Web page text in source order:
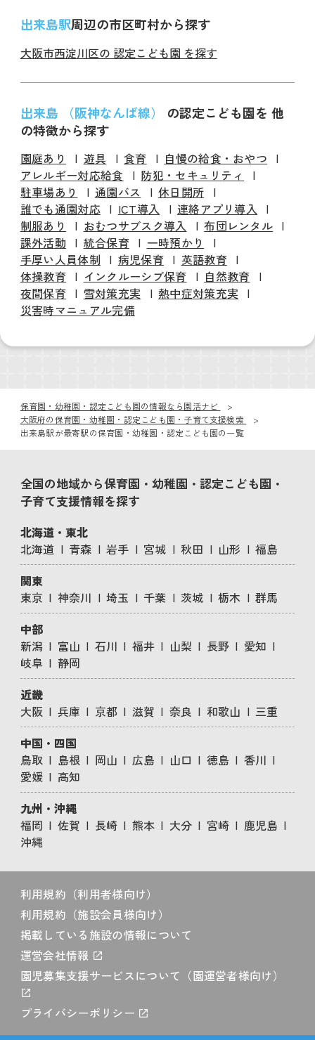
出来島駅周辺の市区町村から探す
大阪市西淀川区の 認定こども園 を探す
出来島 （阪神なんば線） の認定こども園を 他
の特徴から探す
園庭あり 遊具 食育
自慢の給食・おやつ
アレルギー対応給食
防犯・セキュリティ
駐車場あり
通園バス
休日開所
誰でも通園対応
ICT導入
連絡アプリ導入
制服あり
おむつサブスク導入
布団レンタル
課外活動
統合保育
一時預かり
手厚い人員体制
病児保育
英語教育
体操教育
インクルーシブ保育
自然教育
夜間保育
雪対策充実
熱中症対策充実
災害時マニュアル完備
保育園・幼稚園・認定こども園の情報なら園活ナビ
大阪府の保育園・幼稚園・認定こども園・子育て支援検索
出来島駅が最寄駅の保育園・幼稚園・認定こども園の一覧
全国の地域から保育園・幼稚園・認定こども園・
子育て支援情報を探す
北海道・東北
北海道
青森 岩手 宮城 秋田 山形
福島
関東
東京
神奈川 埼玉 千葉 茨城 栃木
群馬
中部
新潟
富山 石川 福井 山梨 長野
愛知
岐阜
静岡
近畿
大阪
兵庫 京都 滋賀 奈良 和歌山
三重
中国・四国
鳥取
島根 岡山 広島 山口 徳島
香川
愛媛
高知
九州・沖縄
福岡
佐賀 長崎 熊本 大分 宮崎
鹿児島
沖縄
利用規約（利用者様向け）
利用規約（施設会員様向け）
掲載している施設の情報について
運営会社情報
園児募集支援サービスについて（園運営者様向け）
プライバシーポリシー